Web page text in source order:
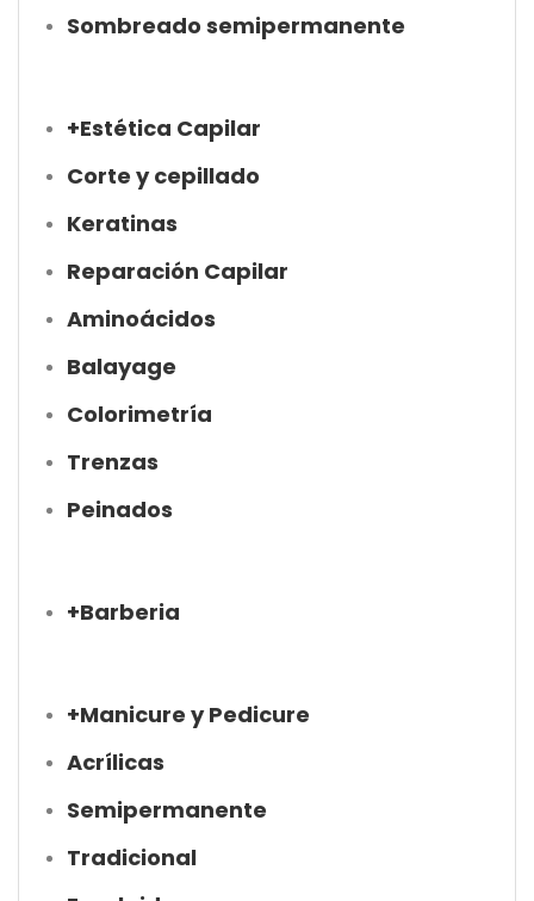
Sombreado semipermanente
+Estética Capilar
Corte y cepillado
Keratinas
Reparación Capilar
Aminoácidos
Balayage
Colorimetría
Trenzas
Peinados
+Barberia
+Manicure y Pedicure
Acrílicas
Semipermanente
Tradicional